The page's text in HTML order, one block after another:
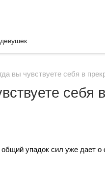
вы чувствуете себя в
себя
упадок сил уже дает